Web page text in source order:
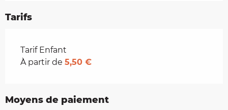
Tarifs
Tarifs 2026
Tarif Enfant
À partir de 5,50 €
Moyens de paiement